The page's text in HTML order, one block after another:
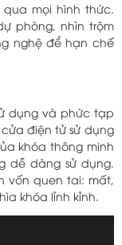
mọi hình thức.
phòng, nhìn trộm
nghệ để hạn chế
dụng và phức tạp
điện tử sử dụng
khóa thông minh
dễ dàng sử dụng.
vốn quen tai: mất,
khóa lỉnh kỉnh.